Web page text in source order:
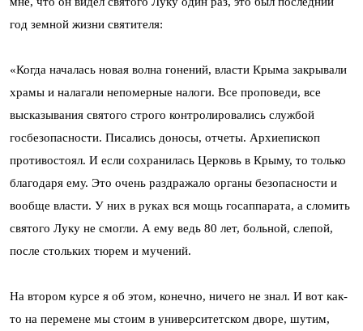
год земной жизни святителя:
«Когда началась новая волна гонений, власти Крыма закрывали
храмы и налагали непомерные налоги. Все проповеди, все
высказывания святого строго контролировались службой
госбезопасности. Писались доносы, отчеты. Архиепископ
противостоял. И если сохранилась Церковь в Крыму, то только
благодаря ему. Это очень раздражало органы безопасности и
вообще власти. У них в руках вся мощь госаппарата, а сломить
святого Луку не смогли. А ему ведь 80 лет, больной, слепой,
после стольких тюрем и мучений.
На втором курсе я об этом, конечно, ничего не знал. И вот как-
то на перемене мы стоим в университетском дворе, шутим,